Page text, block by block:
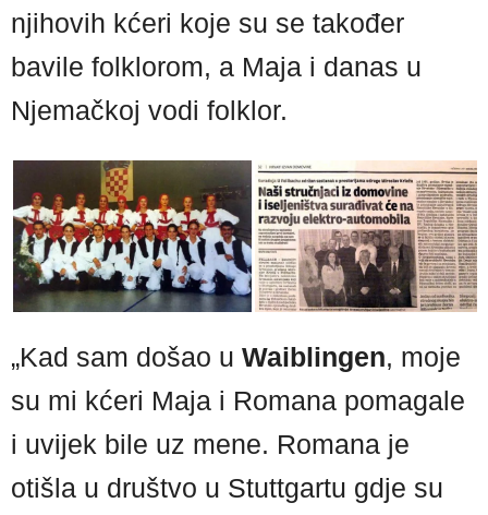
njihovih kćeri koje su se također
bavile folklorom, a Maja i danas u
Njemačkoj vodi folklor.
„Kad sam došao u Waiblingen, moje
su mi kćeri Maja i Romana pomagale
i uvijek bile uz mene. Romana je
otišla u društvo u Stuttgartu gdje su